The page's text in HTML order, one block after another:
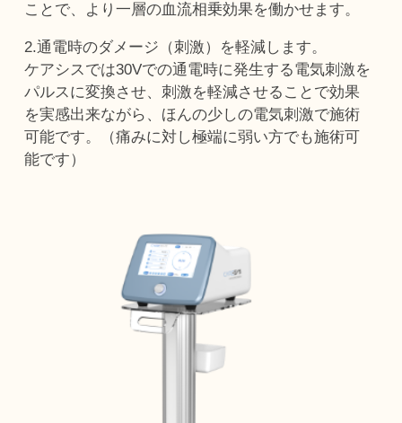
ことで、より一層の血流相乗効果を働かせます。
2.通電時のダメージ（刺激）を軽減します。
ケアシスでは30Vでの通電時に発生する電気刺激を
パルスに変換させ、刺激を軽減させることで効果
を実感出来ながら、ほんの少しの電気刺激で施術
可能です。（痛みに対し極端に弱い方でも施術可
能です）